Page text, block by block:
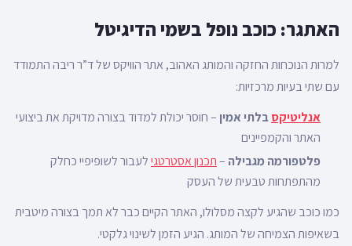
האתגר: כוכב נופל בשמי הדיגיטל
למרות הנוכחות החזקה והמותג האהוב, אתר הוויקס של ד”ר ריבה התמודד
עם שתי בעיות מרכזיות:
אנליטיקסבלתי אמין – חוסר יכולת למדוד בצורה מדויקת את ביצועי
האתר והקמפיינים
פלטפורמה מגבילה –תכנון אסטרטגילעבור לשופיפיי כחלק
מהתפתחות טבעית של העסק
כמו כוכב שהגיע לקצה מסלולו, האתר הקיים כבר לא תמך בצורה מיטבית
בשאיפות הצמיחה של המותג. הגיע הזמן לשינוי גלקטי.